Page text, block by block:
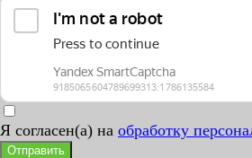
Я согласен(а) на обработку
Отправить